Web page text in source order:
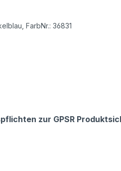
FarbNr.: 36831
zur GPSR